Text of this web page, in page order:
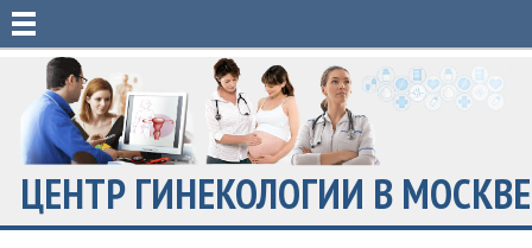
ЦЕНТР ГИНЕКОЛОГИИ В МОСКВЕ